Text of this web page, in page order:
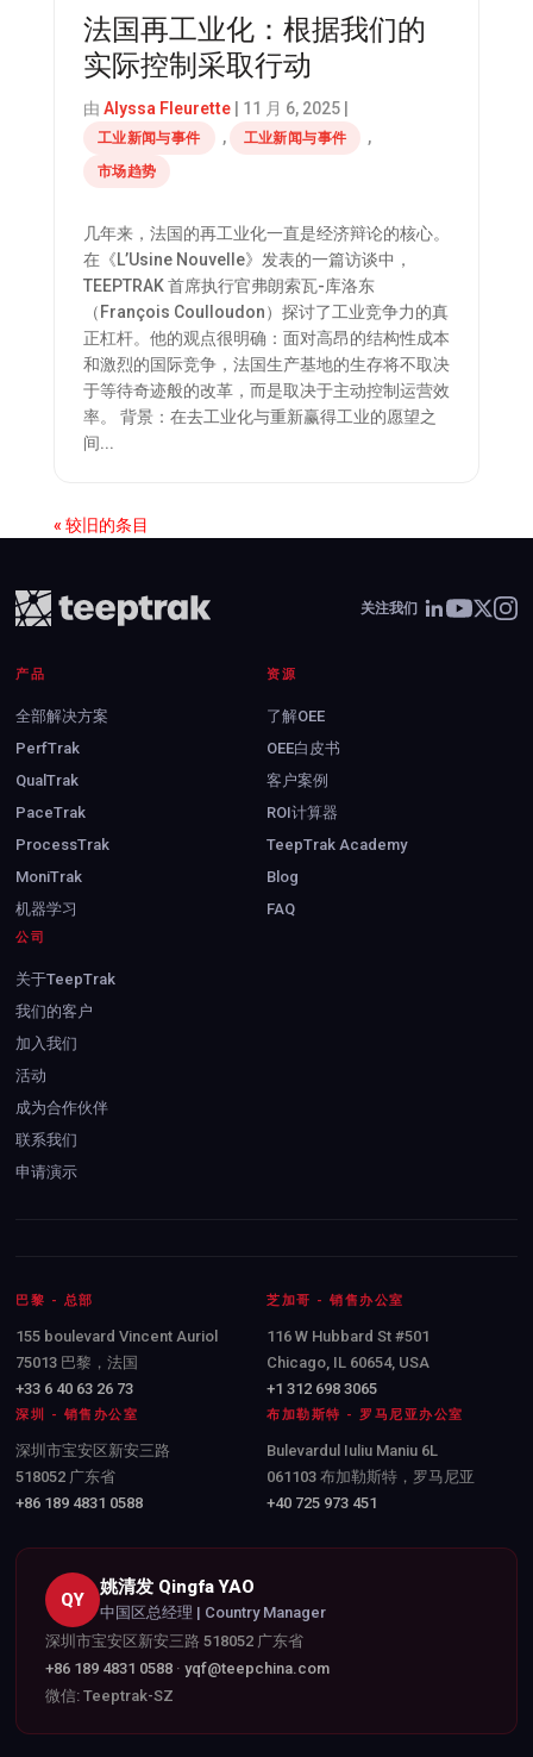
法国再工业化：根据我们的
实际控制采取行动
由 Alyssa Fleurette| 11 月 6, 2025|
工业新闻与事件 , 工业新闻与事件 ,
市场趋势
几年来，法国的再工业化一直是经济辩论的核心。
在《L’Usine Nouvelle》发表的一篇访谈中，
TEEPTRAK 首席执行官弗朗索瓦-库洛东
（François Coulloudon）探讨了工业竞争力的真
正杠杆。他的观点很明确：面对高昂的结构性成本
和激烈的国际竞争，法国生产基地的生存将不取决
于等待奇迹般的改革，而是取决于主动控制运营效
率。 背景：在去工业化与重新赢得工业的愿望之
间...
« 较旧的条目
关注我们
产品
全部解决方案
PerfTrak
QualTrak
PaceTrak
ProcessTrak
MoniTrak
机器学习
资源
了解OEE
OEE白皮书
客户案例
ROI计算器
TeepTrak Academy
Blog
FAQ
公司
关于TeepTrak
我们的客户
加入我们
活动
成为合作伙伴
联系我们
申请演示
巴黎 - 总部
155 boulevard Vincent Auriol
75013 巴黎，法国
+33 6 40 63 26 73
芝加哥 - 销售办公室
116 W Hubbard St #501
Chicago, IL 60654, USA
+1 312 698 3065
深圳 - 销售办公室
深圳市宝安区新安三路
518052 广东省
+86 189 4831 0588
布加勒斯特 - 罗马尼亚办公室
Bulevardul Iuliu Maniu 6L
061103 布加勒斯特，罗马尼亚
+40 725 973 451
QY
姚清发 Qingfa YAO
中国区总经理 | Country Manager
深圳市宝安区新安三路 518052 广东省
+86 189 4831 0588 ·yqf@teepchina.com
微信: Teeptrak-SZ